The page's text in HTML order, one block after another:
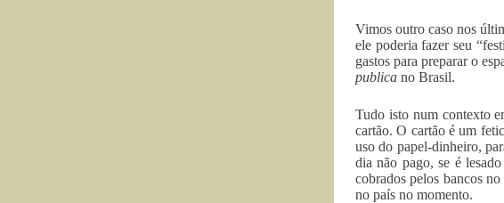
Vimos outro caso nos
ele poderia fazer seu
gastos para preparar o
publicano Brasil.
Tudo isto num contexto
cartão. O cartão é um
uso do papel-dinheiro,
dia não pago, se é
cobrados pelos bancos
no país no momento.